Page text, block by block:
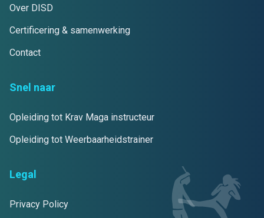
Over DISD
Certificering & samenwerking
Contact
Snel naar
Opleiding tot Krav Maga instructeur
Opleiding tot Weerbaarheidstrainer
Legal
Privacy Policy